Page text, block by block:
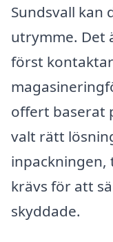
Sundsvall kan
utrymme. Det
först
offert baserat
valt rätt
inpackningen,
krävs för att
skyddade.